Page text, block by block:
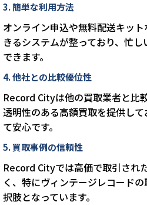
3. 簡単な利用方法
オンライン申込や無料配送キッ
きるシステムが整っており、忙
できます。
4. 他社との比較優位性
Record Cityは他の買取業者と比
透明性のある高額買取を提供し
て安心です。
5. 買取事例の信頼性
Record Cityでは高価で取引され
く、特にヴィンテージレコード
択肢となっています。